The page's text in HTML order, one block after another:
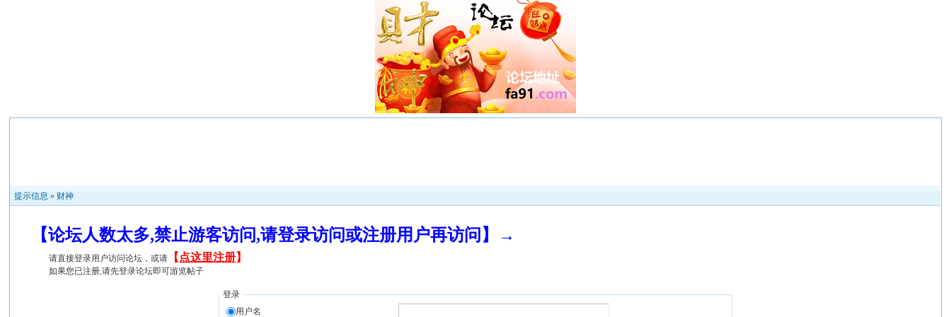
提示信息 » 财神
【论坛人数太多,禁止游客访问,请登录访问或注册用户再访问】→
请直接登录用户访问论坛，或请 【 点这里注册】
如果您已注册,请先登录论坛即可游览帖子
登录
用户名